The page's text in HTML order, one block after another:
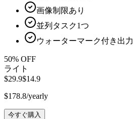
画像制限あり
並列タスク1つ
ウォーターマーク付き出力
50% OFF
ライト
$29.9$14.9
$178.8/yearly
今すぐ購入